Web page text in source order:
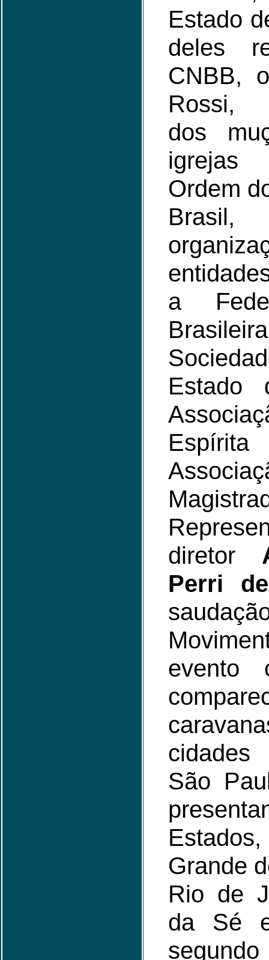
Estado
deles
CNBB,
Rossi,
dos
igrejas
Ordem
a
Estado
diretor
Perri
evento
São
Grande
Rio de
da Sé